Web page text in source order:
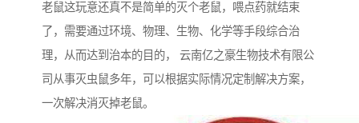
老鼠这玩意还真不是简单的灭个老鼠，喂点药就结束
了，需要通过环境、物理、生物、化学等手段综合治
理，从而达到治本的目的， 云南亿之豪生物技术有限公
司从事灭虫鼠多年，可以根据实际情况定制解决方案，
一次解决消灭掉老鼠。